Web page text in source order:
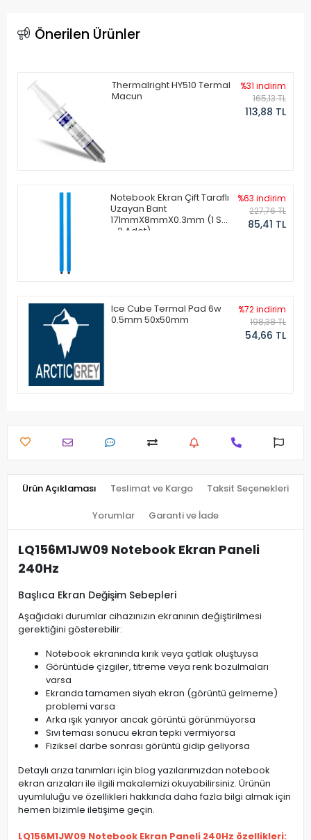
Önerilen Ürünler
Thermalright HY510 Termal
Macun
%31 indirim
165,13 TL
113,88 TL
Notebook Ekran Çift Taraflı
Uzayan Bant
171mmX8mmX0.3mm (1 Set
- 2 Adet)
%63 indirim
227,76 TL
85,41 TL
Ice Cube Termal Pad 6w
0.5mm 50x50mm
%72 indirim
198,38 TL
54,66 TL
Ürün Açıklaması Teslimat ve Kargo Taksit Seçenekleri
Yorumlar Garanti ve İade
LQ156M1JW09 Notebook Ekran Paneli
240Hz
Başlıca Ekran Değişim Sebepleri
Aşağıdaki durumlar cihazınızın ekranının değiştirilmesi
gerektiğini gösterebilir:
Notebook ekranında kırık veya çatlak oluştuysa
Görüntüde çizgiler, titreme veya renk bozulmaları
varsa
Ekranda tamamen siyah ekran (görüntü gelmeme)
problemi varsa
Arka ışık yanıyor ancak görüntü görünmüyorsa
Sıvı teması sonucu ekran tepki vermiyorsa
Fiziksel darbe sonrası görüntü gidip geliyorsa
Detaylı arıza tanımları için blog yazılarımızdan notebook
ekran arızaları ile ilgili makalemizi okuyabilirsiniz. Ürünün
uyumluluğu ve özellikleri hakkında daha fazla bilgi almak için
hemen bizimle iletişime geçin.
LQ156M1JW09 Notebook Ekran Paneli 240Hz özellikleri: